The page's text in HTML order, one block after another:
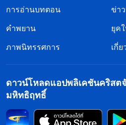
วจนะของพระเจ้า หรือได้รับก
พระองค์เท่านั้นที่สามารถแสด
คนใดสามารถแสดงพระวจนะข
ความจริงได้ พระเจ้าทรงเป็น
มนุษย์ คำพูดของมนุษย์กับพระ
ทางอยู่ในระดับเดียวกันได้ ถ้า
ของเปาโล ในพระคัมภีร์เป็นขอ
การอ่านบทตอน
ข่า
คำพยาน
ยุค
ภาพนิทรรศการ
เกี่ย
ดาวน์โหลดแอปพลิเคชันคริสต
มหิทธิฤทธิ์